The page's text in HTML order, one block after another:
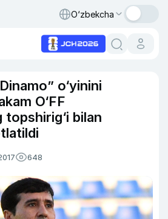
O‘zbekcha
o‘yinini
O‘FF
bilan
648